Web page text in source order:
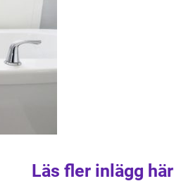
Läs fler inlägg här